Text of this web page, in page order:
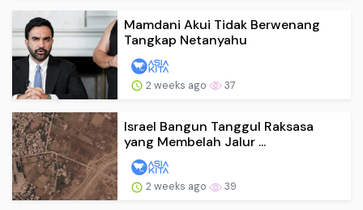
Mamdani Akui Tidak Berwenang
Tangkap Netanyahu
2 weeks ago 37
Israel Bangun Tanggul Raksasa
yang Membelah Jalur ...
2 weeks ago 39